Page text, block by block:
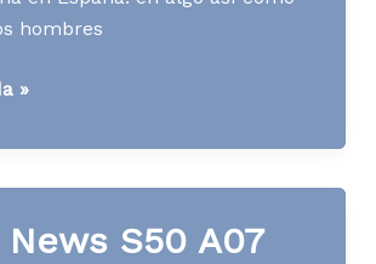
hombres
»
News S50 A07